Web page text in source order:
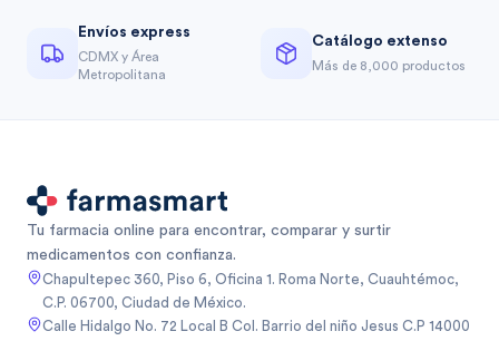
Envíos express
CDMX y Área
Metropolitana
Catálogo extenso
Más de 8,000 productos
Tu farmacia online para encontrar, comparar y surtir
medicamentos con confianza.
Chapultepec 360, Piso 6, Oficina 1. Roma Norte, Cuauhtémoc,
C.P. 06700, Ciudad de México.
Calle Hidalgo No. 72 Local B Col. Barrio del niño Jesus C.P 14000